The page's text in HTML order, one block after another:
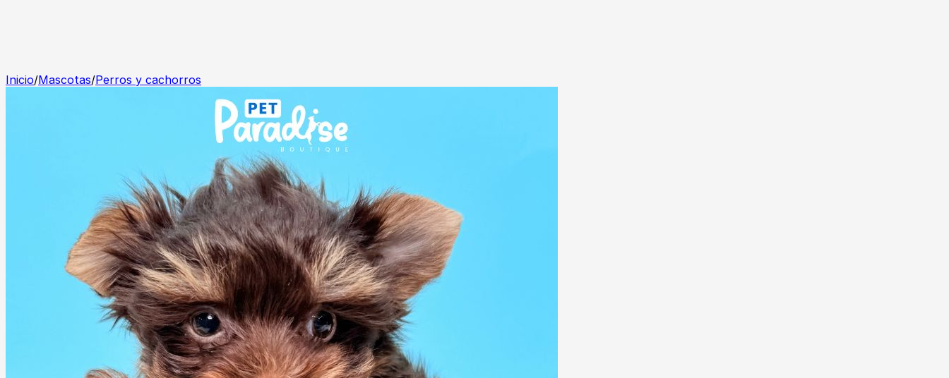
Inicio/Mascotas/Perros y cachorros